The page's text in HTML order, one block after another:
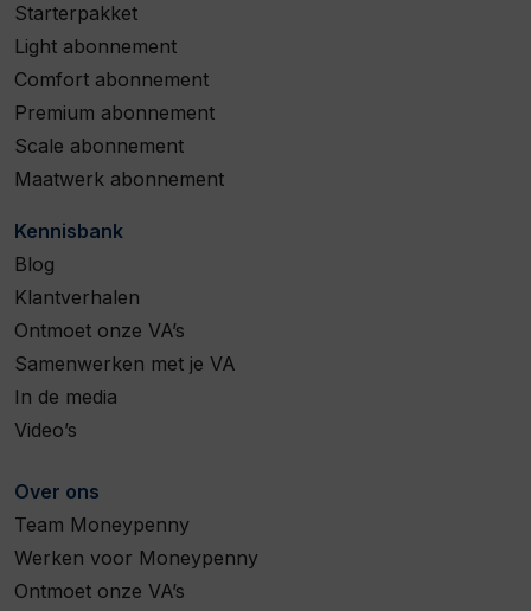
Starterpakket
Light abonnement
Comfort abonnement
Premium abonnement
Scale abonnement
Maatwerk abonnement
Kennisbank
Blog
Klantverhalen
Ontmoet onze VA’s
Samenwerken met je VA
In de media
Video’s
Over ons
Team Moneypenny
Werken voor Moneypenny
Ontmoet onze VA’s